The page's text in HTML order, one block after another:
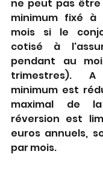
ne peut pas
minimum fixé à
mois si le
cotisé à
pendant au
trimestres).
minimum est
maximal de
réversion est
euros annuels,
par mois.